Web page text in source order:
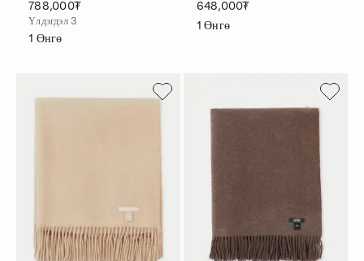
788,000₮
Үлдэгдэл 3
1 Өнгө
648,000₮
1 Өнгө